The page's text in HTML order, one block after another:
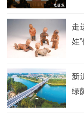
走
娃”
新
绿